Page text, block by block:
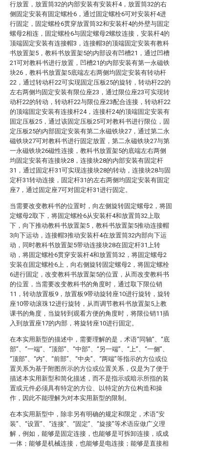
行放置，放置筒32的内部安装有安装杆4，放置筒32的右
侧固定安装有固定螺栓6，通过固定螺栓6可对安装杆4进
行固定，固定螺栓6贯穿放置筒32和安装杆4的外壁与固定
螺母2相连，固定螺栓6与固定螺母2螺纹连接，安装杆4的
顶端固定安装有连接帽3，连接帽3的顶端固定安装有教科
书放置架5，教科书放置架5的内部设有凹槽21，通过凹槽
21可对教科书进行放置，凹槽21的内部安装有第一永磁铁
块26，教科书放置架5底端左右两侧均固定安装有转动杆
22，通过转动杆22可实现固定压板25的旋转，转动杆22的
左右两侧均固定安装有限位座23，通过限位座23可实现转
动杆22的转动，转动杆22与限位座23配合连接，转动杆22
的顶端固定安装有连接杆24，连接杆24的顶端固定安装有
固定压板25，通过该固定压板25可对教科书进行限位，固
定压板25的内部固定安装有第二永磁铁块27，通过第二永
磁铁块27可对教科书进行固定放置，第二永磁铁块27与第
一永磁铁块26磁性连接，教科书放置架5的底端左右两侧
均固定安装有连接块28，连接块28的内部安装有固定杆
31，通过固定杆31可实现连接块28的转动，连接块28与固
定杆31转动连接，固定杆31的左右两侧均固定安装有固定
座7，通过固定座7可对固定杆31进行固定。
当需要改变教科书的位置时，向左侧旋转固定螺母2，将固
定螺母2取下，将固定螺栓6从安装杆4和放置筒32上取
下，向下推动教科书放置架5，教科书放置架5推动连接帽
3向下运动，连接帽3推动安装杆4在放置筒32内部向下运
动，同时教科书放置架5带动连接块28在固定杆31上转
动，将固定螺栓6贯穿安装杆4和放置筒32，将固定螺母2
安装在固定螺栓6上，向右侧旋转固定螺母2，将固定螺栓
6进行固定，改变教科书放置架5的位置，从而改变教科书
的位置，当需要改变教科书的角度时，通过取下限位销
11，转动放置板9，放置板9带动旋转座10进行旋转，旋转
座10带动滚珠12进行旋转，从而调节教科书放置架5上教
课书的角度，当旋转到观看方便的角度时，将限位销11插
入到放置座17的内部，将旋转座10进行固定。
在本实用新型的描述中，需要理解的是，术语“同轴”、“底
部”、“一端”、“顶部”、“中部”、“另一端”、“上”、“一侧”、
“顶部”、“内”、“前部”、“中央”、“两端”等指示的方位或位
置关系为基于附图所示的方位或位置关系，仅是为了便于
描述本实用新型和简化描述，而不是指示或暗示所指的装
置或元件必须具有特定的方位、以特定的方位构造和操
作，因此不能理解为对本实用新型的限制。
在本实用新型中，除非另有明确的规定和限定，术语“安
装”、“设置”、“连接”、“固定”、“旋接”等术语应做广义理
解，例如，能够是固定连接，也能够是可拆卸连接，或成
一体；能够是机械连接，也能够是电连接；能够是直接相